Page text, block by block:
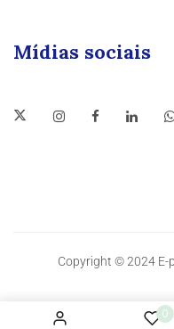
0
Mídias sociais
Copyright © 2024 E-